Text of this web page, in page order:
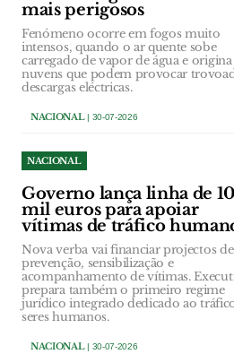
mais perigosos
Fenómeno ocorre em fogos muito
intensos, quando o ar quente sobe
carregado de vapor de água e origina
nuvens que podem provocar
descargas eléctricas.
NACIONAL| 30-07-2026
NACIONAL
Governo lança linha de
mil euros para apoiar
vítimas de tráfico
Nova verba vai financiar projectos de
prevenção, sensibilização e
acompanhamento de vítimas.
prepara também o primeiro regime
jurídico integrado dedicado ao
seres humanos.
NACIONAL| 30-07-2026